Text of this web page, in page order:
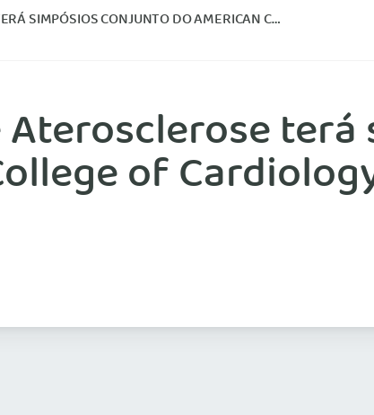
DO AMERICAN COLLEGE OF CARDIOLOGY E DO AMERICAN HEART
terá
of